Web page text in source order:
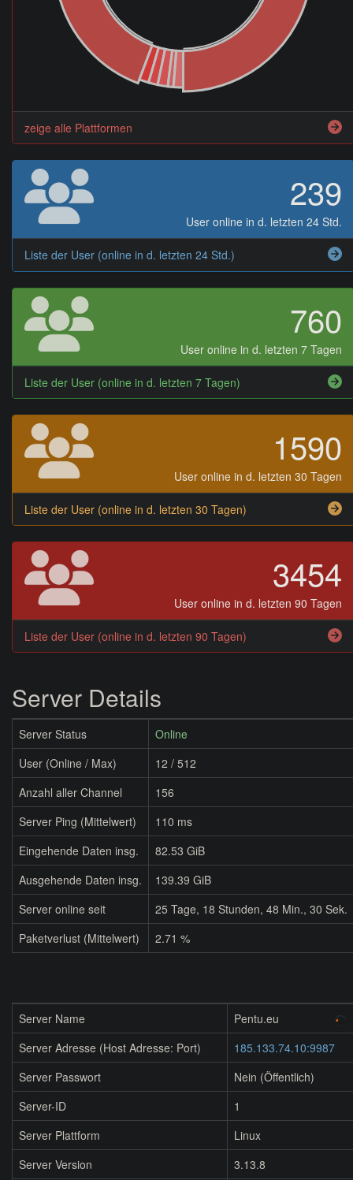
zeige alle Plattformen
239
User online in d. letzten 24 Std.
Liste der User (online in d. letzten 24 Std.)
760
User online in d. letzten 7 Tagen
Liste der User (online in d. letzten 7 Tagen)
1590
User online in d. letzten 30 Tagen
Liste der User (online in d. letzten 30 Tagen)
3454
User online in d. letzten 90 Tagen
Liste der User (online in d. letzten 90 Tagen)
Server Details
Server Status
Online
User (Online / Max)
12 / 512
Anzahl aller Channel
156
Server Ping (Mittelwert)
110 ms
Eingehende Daten insg.
82.53 GiB
Ausgehende Daten insg.
139.39 GiB
Server online seit
25 Tage, 18 Stunden, 48 Min., 30 Sek.
Paketverlust (Mittelwert)
2.71 %
Server Name
Pentu.eu
Server Adresse (Host Adresse: Port)
185.133.74.10:9987
Server Passwort
Nein (Öffentlich)
Server-ID
1
Server Plattform
Linux
Server Version
3.13.8